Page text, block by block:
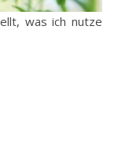
was ich nutze